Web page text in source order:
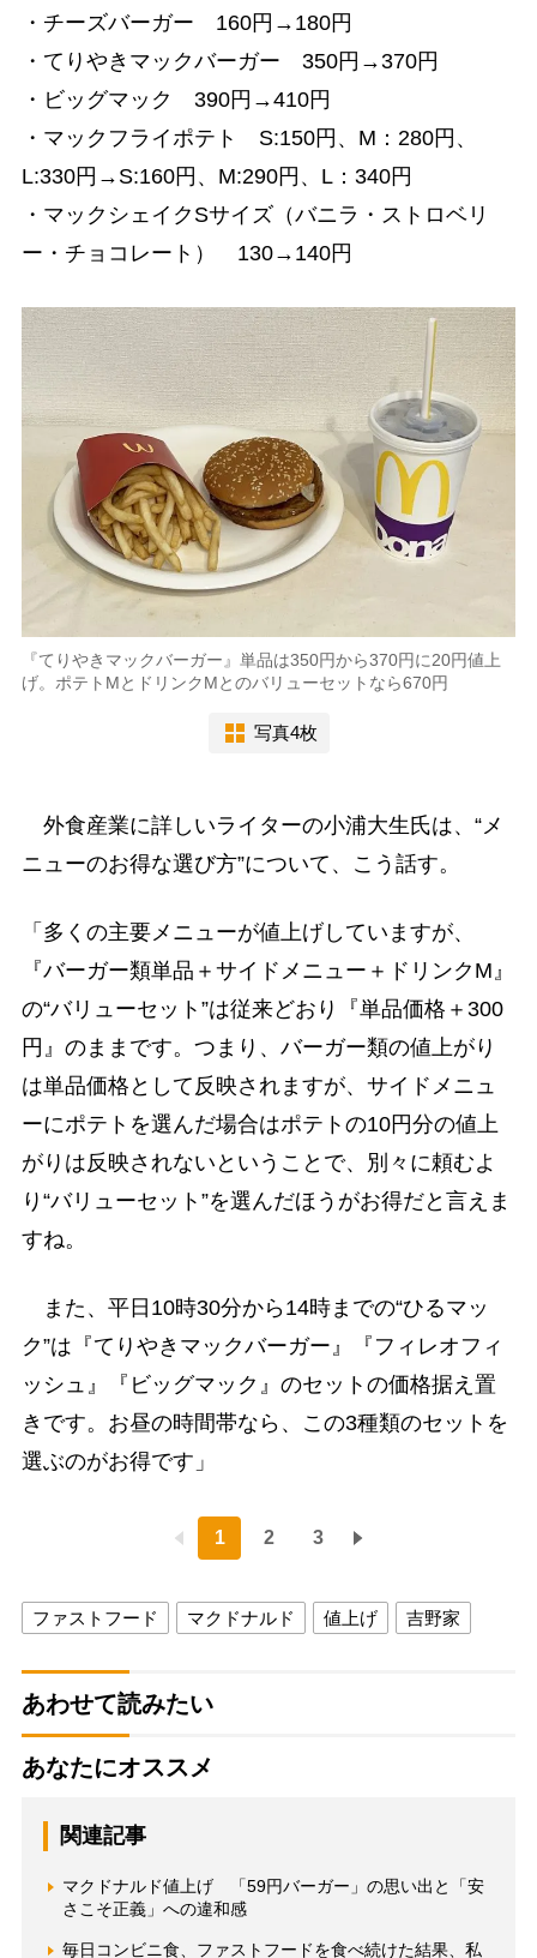
・チーズバーガー 160円→180円
・てりやきマックバーガー 350円→370円
・ビッグマック 390円→410円
・マックフライポテト S:150円、M：280円、
L:330円→S:160円、M:290円、L：340円
・マックシェイクSサイズ（バニラ・ストロベリ
ー・チョコレート） 130→140円
『てりやきマックバーガー』単品は350円から370円に20円値上
げ。ポテトMとドリンクMとのバリューセットなら670円
写真4枚
外食産業に詳しいライターの小浦大生氏は、“メ
ニューのお得な選び方”について、こう話す。
「多くの主要メニューが値上げしていますが、
『バーガー類単品＋サイドメニュー＋ドリンクM』
の“バリューセット”は従来どおり『単品価格＋300
円』のままです。つまり、バーガー類の値上がり
は単品価格として反映されますが、サイドメニュ
ーにポテトを選んだ場合はポテトの10円分の値上
がりは反映されないということで、別々に頼むよ
り“バリューセット”を選んだほうがお得だと言えま
すね。
また、平日10時30分から14時までの“ひるマッ
ク”は『てりやきマックバーガー』『フィレオフィ
ッシュ』『ビッグマック』のセットの価格据え置
きです。お昼の時間帯なら、この3種類のセットを
選ぶのがお得です」
1 2 3
ファストフード マクドナルド 値上げ 吉野家
あわせて読みたい
あなたにオススメ
関連記事
マクドナルド値上げ 「59円バーガー」の思い出と「安
さこそ正義」への違和感
毎日コンビニ食、ファストフードを食べ続けた結果、私